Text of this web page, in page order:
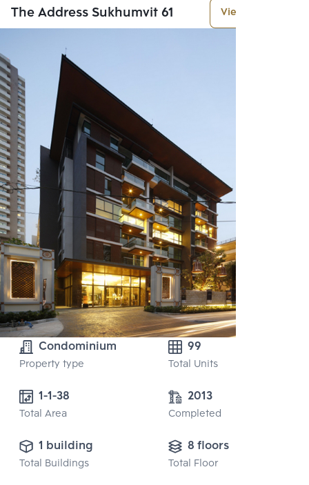
The Address Sukhumvit 61 View More
Condominium
Property type
99
Total Units
Total Area
2013
Completed
1 building
Total Buildings
8 floors
Total Floor